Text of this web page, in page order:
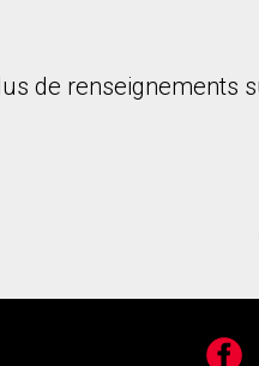
de renseignements